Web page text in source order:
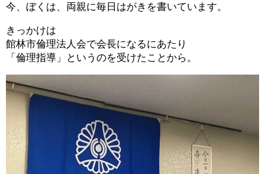
今、ぼくは、両親に毎日はがきを書いています。
きっかけは
館林市倫理法人会で会長になるにあたり
「倫理指導」というのを受けたことから。